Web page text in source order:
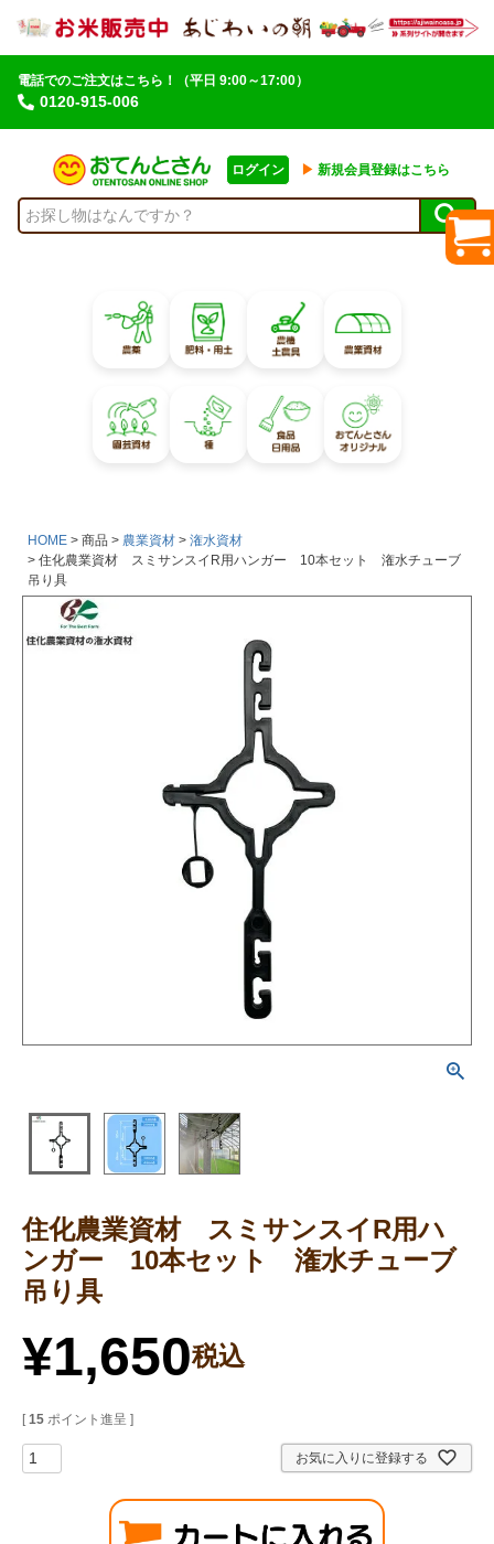
電話でのご注文はこちら！
0120-915-006
（平日 9:00～17:00）
ログイン ▶︎ 新規会員登録はこちら
HOME 商品 農業資材
潅水資材
住化農業資材 スミサンスイR用ハンガー 10本セット 潅水チューブ
吊り具
住化農業資材 スミサンスイR用ハ
ンガー 10本セット 潅水チューブ
吊り具
¥1,650税込
[ 15 ポイント進呈 ]
お気に入りに登録する